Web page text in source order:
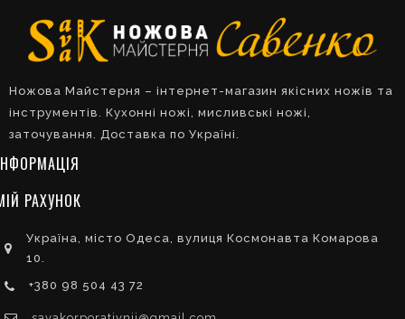
Ножова Майстерня – інтернет-магазин якісних ножів та
інструментів. Кухонні ножі, мисливські ножі,
заточування. Доставка по Україні.
РАХУНОК
Україна, місто Одеса, вулиця Космонавта Комарова
10.
+380 98 504 43 72